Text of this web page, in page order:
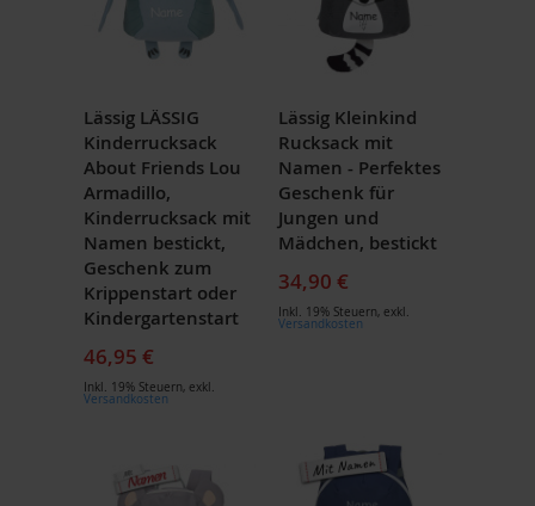
Lässig LÄSSIG
Kinderrucksack
About Friends Lou
Armadillo,
Kinderrucksack mit
Namen bestickt,
Geschenk zum
Krippenstart oder
Kindergartenstart
46,95 €
Inkl. 19% Steuern, exkl.
Versandkosten
Lässig Kleinkind
Rucksack mit
Namen - Perfektes
Geschenk für
Jungen und
Mädchen, bestickt
34,90 €
Inkl. 19% Steuern, exkl.
Versandkosten